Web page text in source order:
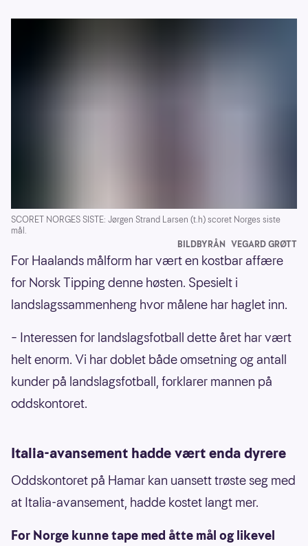
SCORET NORGES SISTE: Jørgen Strand Larsen (t.h) scoret Norges siste
mål.
BILDBYRÅN VEGARD GRØTT
For Haalands målform har vært en kostbar affære
for Norsk Tipping denne høsten. Spesielt i
landslagssammenheng hvor målene har haglet inn.
– Interessen for landslagsfotball dette året har vært
helt enorm. Vi har doblet både omsetning og antall
kunder på landslagsfotball, forklarer mannen på
oddskontoret.
Italia-avansement hadde vært enda dyrere
Oddskontoret på Hamar kan uansett trøste seg med
at Italia-avansement, hadde kostet langt mer.
For Norge kunne tape med åtte mål og likevel